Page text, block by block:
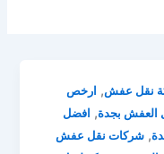
نقل عفش, ارخص
العفش بجدة, افضل
,شركات نقل عفش